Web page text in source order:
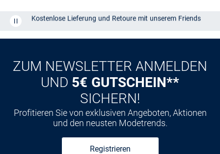
Kostenlose Lieferung und Retoure mit unserem Friends
CLUB
Kauf aufRechnung
ZUM NEWSLETTER ANMELDEN
UND 5€ GUTSCHEIN**
SICHERN!
Profitieren Sie von exklusiven Angeboten, Aktionen
und den neusten Modetrends.
Registrieren